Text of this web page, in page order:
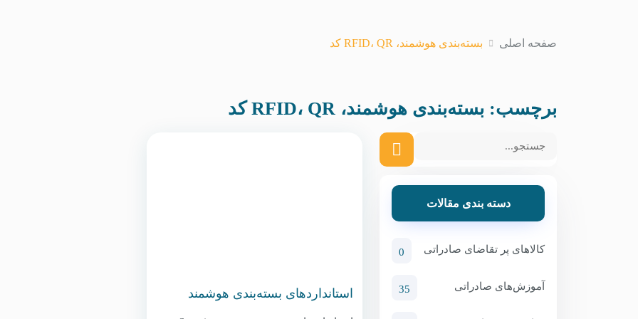
صفحه اصلی بسته‌بندی هوشمند، RFID، QR کد
برچسب: بسته‌بندی هوشمند، RFID، QR کد
دسته بندی مقالات
کالاهای پر تقاضای صادراتی 0
آموزش‌های صادراتی 35
استانداردهای بسته‌بندی هوشمند